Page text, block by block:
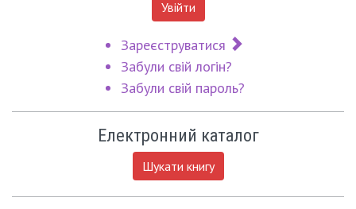
Увійти
Зареєструватися
Забули свій логін?
Забули свій пароль?
Електронний каталог
Шукати книгу